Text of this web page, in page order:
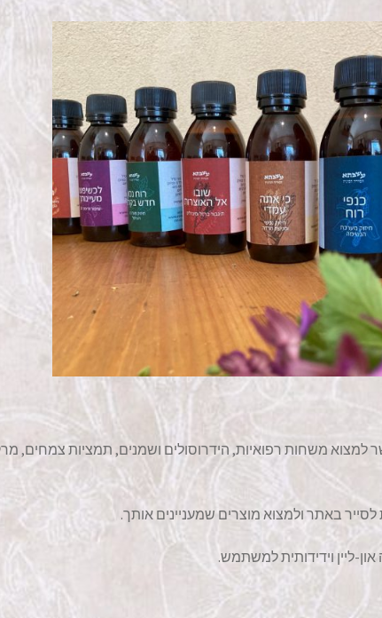
למצוא משחות רפואיות, הידרוסולים ושמנים, תמציות צמחים,
באתר ולמצוא מוצרים שמעניינים אותך.
ליין וידידותית למשתמש.